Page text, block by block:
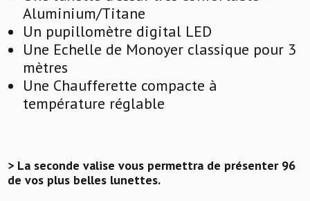
Aluminium/Titane
Un pupillomètre digital LED
Une Echelle de Monoyer classique pour 3
mètres
Une Chaufferette compacte à
température réglable
> La seconde valise vous permettra de présenter 96
de vos plus belles lunettes.